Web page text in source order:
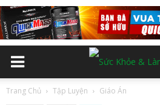
Trang Chủ Tập Luyện Giáo Án